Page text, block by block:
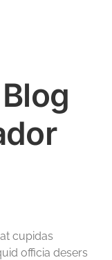
cupidas
officia desers